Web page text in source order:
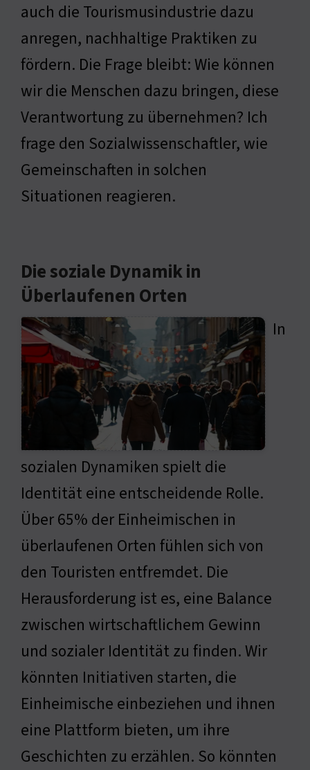
auch die Tourismusindustrie dazu
anregen, nachhaltige Praktiken zu
fördern. Die Frage bleibt: Wie können
wir die Menschen dazu bringen, diese
Verantwortung zu übernehmen? Ich
frage den Sozialwissenschaftler, wie
Gemeinschaften in solchen
Situationen reagieren.
Die soziale Dynamik in
Überlaufenen Orten
In
sozialen Dynamiken spielt die
Identität eine entscheidende Rolle.
Über 65% der Einheimischen in
überlaufenen Orten fühlen sich von
den Touristen entfremdet. Die
Herausforderung ist es, eine Balance
zwischen wirtschaftlichem Gewinn
und sozialer Identität zu finden. Wir
könnten Initiativen starten, die
Einheimische einbeziehen und ihnen
eine Plattform bieten, um ihre
Geschichten zu erzählen. So könnten